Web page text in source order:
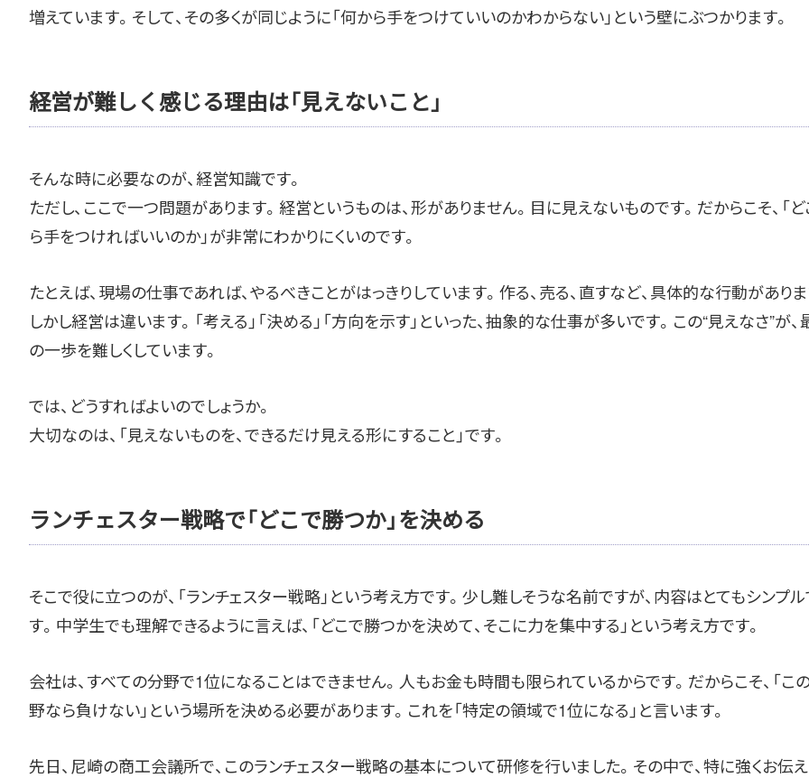
増えています。そして、その多くが同じように「何から手をつけていいのかわからない」という壁にぶつかります。
経営が難しく感じる理由は「見えないこと」
そんな時に必要なのが、経営知識です。
ただし、ここで一つ問題があります。経営というものは、形がありません。目に見えないものです。だからこそ、「
ら手をつければいいのか」が非常にわかりにくいのです。
たとえば、現場の仕事であれば、やるべきことがはっきりしています。作る、売る、直すなど、具体的な行動があり
しかし経営は違います。「考える」「決める」「方向を示す」といった、抽象的な仕事が多いです。この“見えなさ”が、
の一歩を難しくしています。
では、どうすればよいのでしょうか。
大切なのは、「見えないものを、できるだけ見える形にすること」です。
ランチェスター戦略で「どこで勝つか」を決める
そこで役に立つのが、「ランチェスター戦略」という考え方です。少し難しそうな名前ですが、内容はとてもシンプ
す。中学生でも理解できるように言えば、「どこで勝つかを決めて、そこに力を集中する」という考え方です。
会社は、すべての分野で1位になることはできません。人もお金も時間も限られているからです。だからこそ、「こ
野なら負けない」という場所を決める必要があります。これを「特定の領域で1位になる」と言います。
先日、尼崎の商工会議所で、このランチェスター戦略の基本について研修を行いました。その中で、特に強くお伝